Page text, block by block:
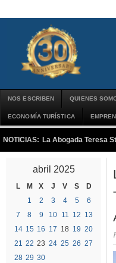
NOS ESCRIBEN QUIENES
ECONOMÍA TURÍSTICA
NOTICIAS: La Abogada Teresa
abril 2025
L M X J V S
D
1
2 3 4 5
6
7
8 9 10 11 12 13
14 15 16 17 18 19 20
21 22 23 24 25 26 27
28 29 30